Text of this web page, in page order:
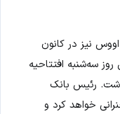
نیز در کانون
سه‌شنبه افتتاحیه
رئیس بانک
خواهد کرد و